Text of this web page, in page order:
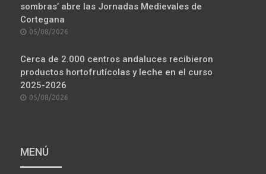
sombras’ abre las Jornadas Medievales de
Cortegana
POSTED
05/08/2026
Cerca de 2.000 centros andaluces recibieron
productos hortofrutícolas y leche en el curso
2025-2026
POSTED
05/08/2026
MENÚ